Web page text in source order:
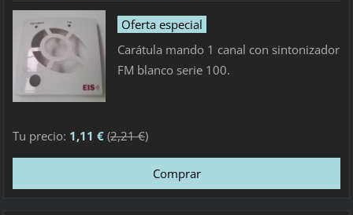
Oferta especial
Carátula mando 1 canal con sintonizador
FM blanco serie 100.
Tu precio: 1,11 €(2,21 €)